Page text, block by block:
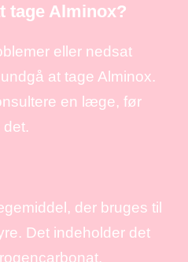
tage Alminox?
eller nedsat
at tage Alminox.
en læge, før
der bruges til
Det indeholder det